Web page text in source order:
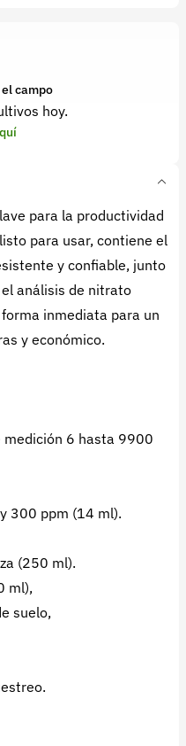
campo
hoy.
para la productividad
para usar, contiene el
y confiable, junto
análisis de nitrato
inmediata para un
y económico.
medición 6 hasta 9900
300 ppm (14 ml).
(250 ml).
ml),
suelo,